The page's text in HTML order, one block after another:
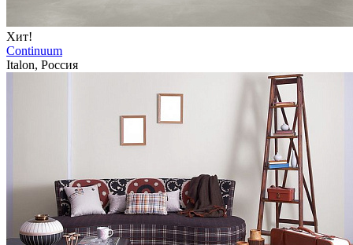
Хит!
Continuum
Italon, Россия